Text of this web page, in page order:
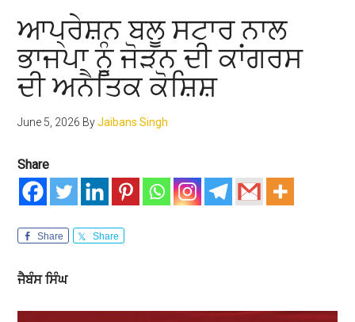
ਆਪ੍ਰੇਸ਼ਨ ਬਲੂ ਸਟਾਰ ਨਾਲ
ਭਾਜਪਾ ਨੂੰ ਜੋੜਨ ਦੀ ਕਾਂਗਰਸ
ਦੀ ਅਨੈਤਿਕ ਕੋਸ਼ਿਸ਼
June 5, 2026 ByJaibans Singh
Share
Share Share
ਜੈਬੰਸ ਸਿੰਘ